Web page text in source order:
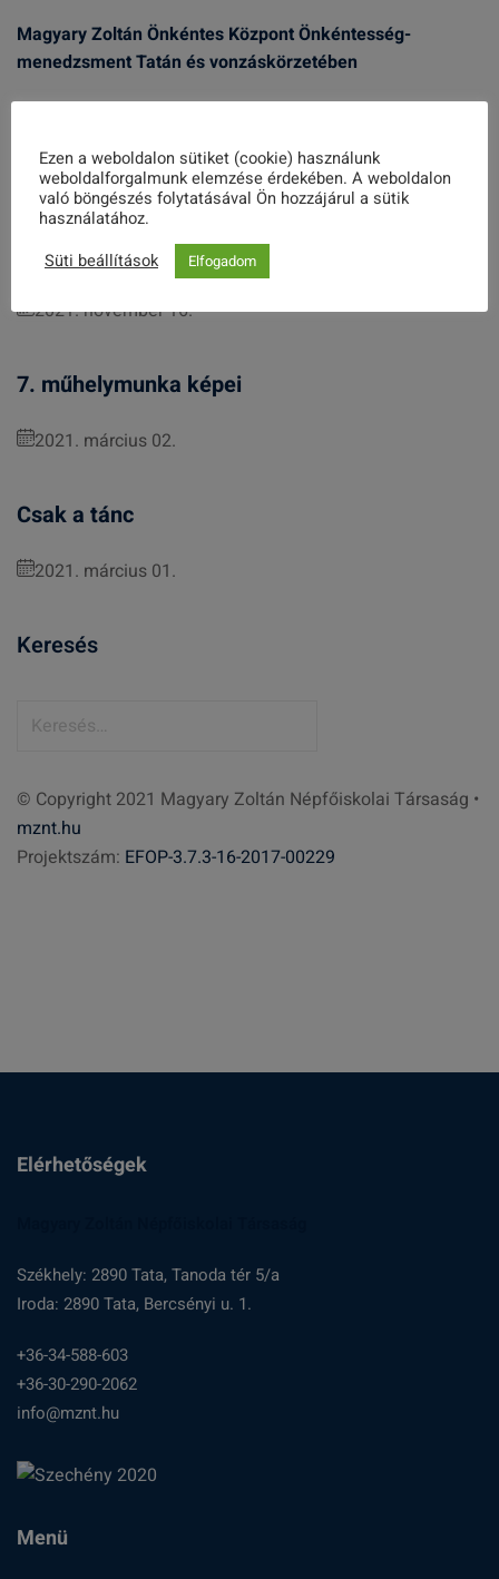
Magyary Zoltán Önkéntes Központ Önkéntesség-
menedzsment Tatán és vonzáskörzetében
Related Posts
Időpontváltozás!
2021. november 16.
7. műhelymunka képei
2021. március 02.
Csak a tánc
2021. március 01.
Keresés
e
s
é
© Copyright 2021 Magyary Zoltán Népfőiskolai Társaság •
mznt.hu
Projektszám: EFOP-3.7.3-16-2017-00229
Elérhetőségek
Székhely: 2890 Tata, Tanoda tér 5/a
Iroda: 2890 Tata, Bercsényi u. 1.
+36-34-588-603
+36-30-290-2062
info@mznt.hu
Menü
Ezen a weboldalon sütiket (cookie) használunk
weboldalforgalmunk elemzése érdekében. A weboldalon
való böngészés folytatásával Ön hozzájárul a sütik
használatához.
Süti beállítások
Elfogadom